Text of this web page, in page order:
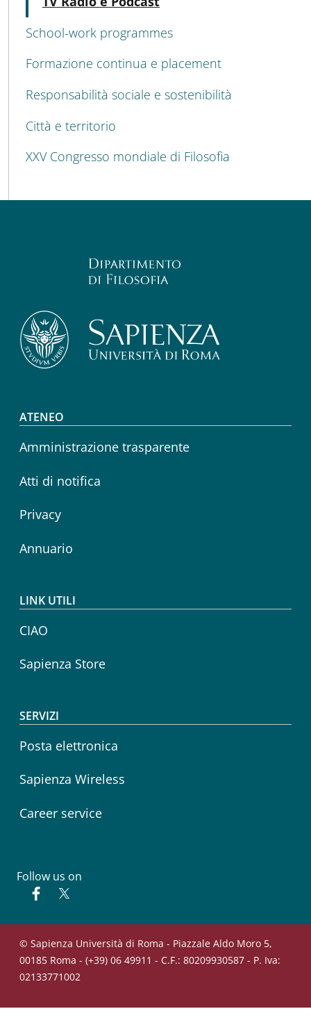
School-work programmes
Formazione continua e placement
Responsabilità sociale e sostenibilità
Città e territorio
XXV Congresso mondiale di Filosofia
Footer menu
ATENEO
Amministrazione trasparente
Atti di notifica
Privacy
Annuario
LINK UTILI
CIAO
Sapienza Store
SERVIZI
Posta elettronica
Sapienza Wireless
Career service
Follow us on
Facebook
© Sapienza Università di Roma - Piazzale Aldo Moro 5,
00185 Roma - (+39) 06 49911 - C.F.: 80209930587 - P. Iva:
02133771002